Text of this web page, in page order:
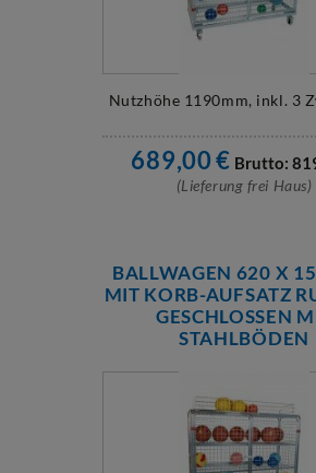
Nutzhöhe 1190mm, inkl. 3
689,00€ Brutto:
(Lieferung frei Haus)
BALLWAGEN 620 X
MIT KORB-AUFSATZ
GESCHLOSSEN
STAHLBÖDEN